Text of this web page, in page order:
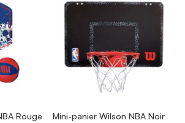
Rouge Mini-panier Wilson NBA Noir